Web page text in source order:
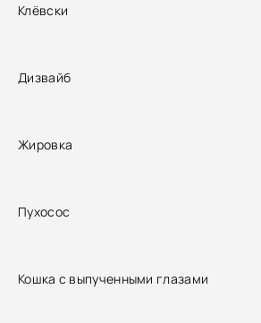
Клёвски
Дизвайб
Жировка
Пухосос
Кошка с выпученными глазами